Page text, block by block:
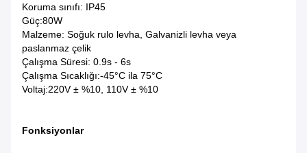
Koruma sınıfı: IP45
Güç:80W
Malzeme: Soğuk rulo levha, Galvanizli levha veya
paslanmaz çelik
Çalışma Süresi: 0.9s - 6s
Çalışma Sıcaklığı:-45°C ila 75°C
Voltaj:220V ± %10, 110V ± %10
Fonksiyonlar